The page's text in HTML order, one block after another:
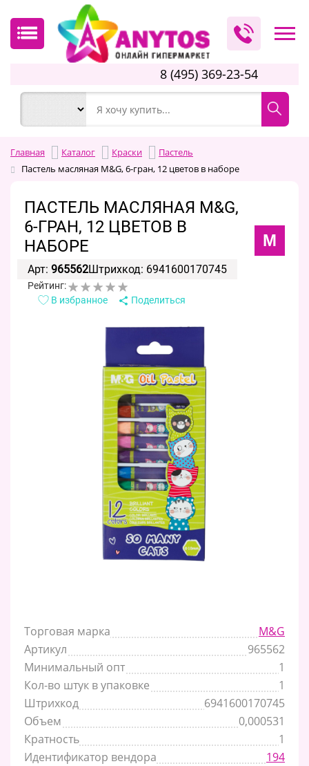
8 (495) 369-23-54
Главная Каталог Краски
Пастель
Пастель масляная M&G, 6-гран, 12 цветов в наборе
ПАСТЕЛЬ МАСЛЯНАЯ M&G,
6-ГРАН, 12 ЦВЕТОВ В
НАБОРЕ
M
Арт: 965562Штрихкод: 6941600170745
Рейтинг:
В избранное
Поделиться
Торговая марка
M&G
Артикул
965562
Минимальный опт
1
Кол-во штук в упаковке
1
Штрихкод
6941600170745
Объем
0,000531
Кратность
1
Идентификатор вендора
194